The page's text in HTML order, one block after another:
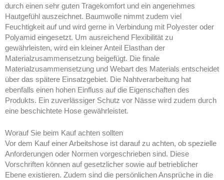
durch einen sehr guten Tragekomfort und ein angenehmes
Hautgefühl auszeichnet. Baumwolle nimmt zudem viel
Feuchtigkeit auf und wird gerne in Verbindung mit Polyester oder
Polyamid eingesetzt. Um ausreichend Flexibilität zu
gewährleisten, wird ein kleiner Anteil Elasthan der
Materialzusammensetzung beigefügt. Die finale
Materialzusammensetzung und Webart des Materials entscheidet
über das spätere Einsatzgebiet. Die Nahtverarbeitung hat
ebenfalls einen hohen Einfluss auf die Eigenschaften des
Produkts. Ein zuverlässiger Schutz vor Nässe wird zudem durch
eine beschichtete Hose gewährleistet.
Worauf Sie beim Kauf achten sollten
Vor dem Kauf einer Arbeitshose ist darauf zu achten, ob spezielle
Anforderungen oder Normen vorgeschrieben sind. Diese
Vorschriften können auf gesetzlicher sowie auf betrieblicher
Ebene existieren. Zudem sind die persönlichen Ansprüche in die